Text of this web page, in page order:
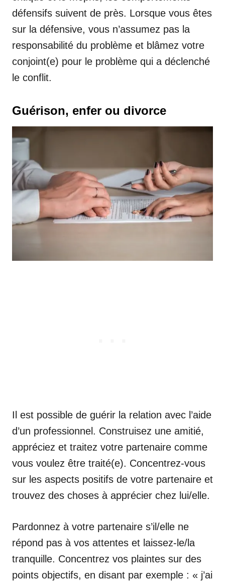
défensifs suivent de près. Lorsque vous êtes
sur la défensive, vous n’assumez pas la
responsabilité du problème et blâmez votre
conjoint(e) pour le problème qui a déclenché
le conflit.
Guérison, enfer ou divorce
Il est possible de guérir la relation avec l’aide
d’un professionnel. Construisez une amitié,
appréciez et traitez votre partenaire comme
vous voulez être traité(e). Concentrez-vous
sur les aspects positifs de votre partenaire et
trouvez des choses à apprécier chez lui/elle.
Pardonnez à votre partenaire s’il/elle ne
répond pas à vos attentes et laissez-le/la
tranquille. Concentrez vos plaintes sur des
points objectifs, en disant par exemple : « j’ai